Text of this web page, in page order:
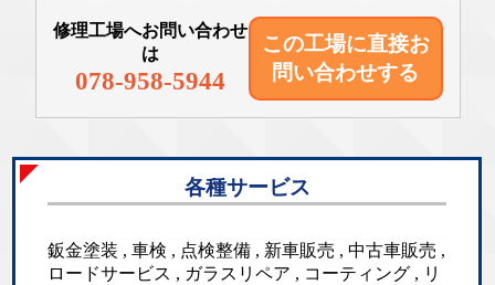
修理工場へお問い合わせ
は
078-958-5944
この工場に直接お
問い合わせする
各種サービス
鈑金塗装 , 車検 , 点検整備 , 新車販売 , 中古車販売 ,
ロードサービス , ガラスリペア , コーティング , リ